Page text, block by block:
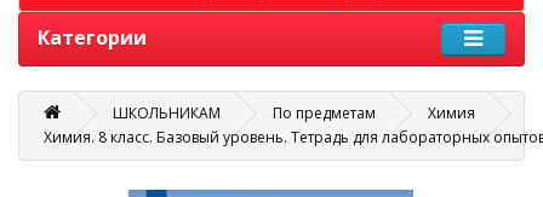
Категории
ШКОЛЬНИКАМ По предметам
Химия
Химия. 8 класс. Базовый уровень. Тетрадь для лабораторных